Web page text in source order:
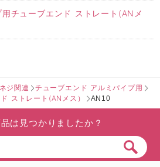
用チューブエンド ストレート(ANメ
ネジ関連
チューブエンド アルミパイプ用
ストレート(ANメス）
AN10
は見つかりましたか？